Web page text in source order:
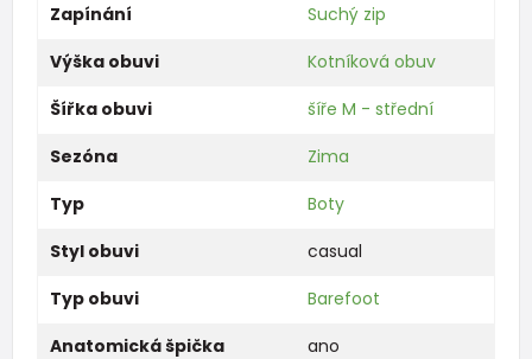
Zapínání
Suchý zip
Výška obuvi
Kotníková obuv
Šířka obuvi
šíře M - střední
Sezóna
Zima
Typ
Boty
Styl obuvi
casual
Typ obuvi
Barefoot
Anatomická špička
ano